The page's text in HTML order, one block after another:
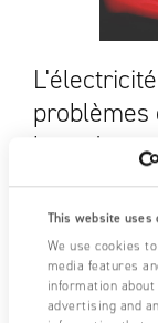
This website uses
We use cookies
media features
information
advertising and
long du
injection.
NOUS